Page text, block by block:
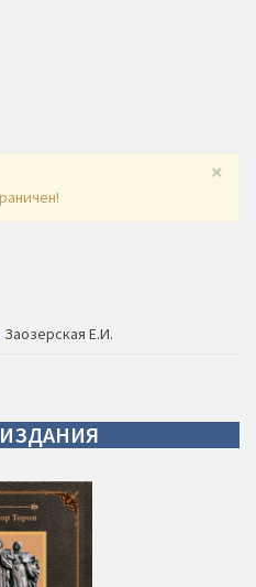
×
Заозерская Е.И.
ИЗДАНИЯ